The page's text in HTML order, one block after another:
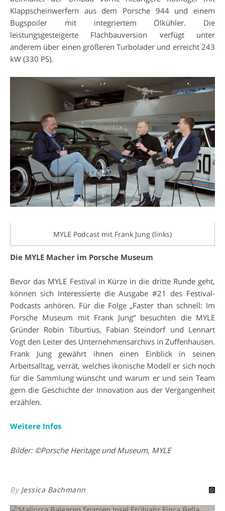
Klappscheinwerfern aus dem Porsche 944 und einem
Bugspoiler mit integriertem Ölkühler. Die
leistungsgesteigerte Flachbauversion verfügt unter
anderem über einen größeren Turbolader und erreicht 243
kW (330 PS).
MYLE Podcast mit Frank Jung (links)
Die MYLE Macher im Porsche Museum
Bevor das MYLE Festival in Kürze in die dritte Runde geht,
können sich Interessierte die Ausgabe #21 des Festival-
Podcasts anhören. Für die Folge „Faster than schnell: Im
Porsche Museum mit Frank Jung“ besuchten die MYLE
Gründer Robin Tiburtius, Fabian Steindorf und Lennart
Vogt den Leiter des Unternehmensarchivs in Zuffenhausen.
Frank Jung gewährt ihnen einen Einblick in seinen
Arbeitsalltag, verrät, welches ikonische Modell er sich noch
für die Sammlung wünscht und warum er und sein Team
gern die Geschichte der Innovation aus der Vergangenheit
erzählen.
Weitere Infos
Bilder: ©Porsche Heritage und Museum, MYLE
By Jessica Bachmann